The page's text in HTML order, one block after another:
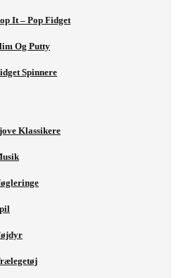
It – Pop Fidget
Og Putty
Spinnere
Klassikere